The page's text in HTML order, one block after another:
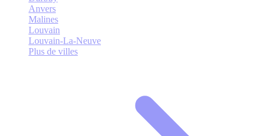
Anvers
Malines
Louvain
Louvain-La-Neuve
Plus de villes